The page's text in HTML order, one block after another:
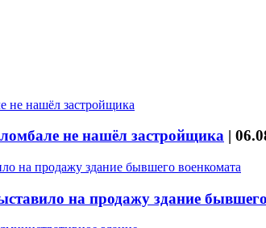
не нашёл застройщика |
на продажу здание